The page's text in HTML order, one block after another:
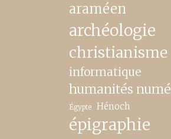
araméen
archéologie
christianisme
informatique
humanités
Égypte Hénoch
épigraphie